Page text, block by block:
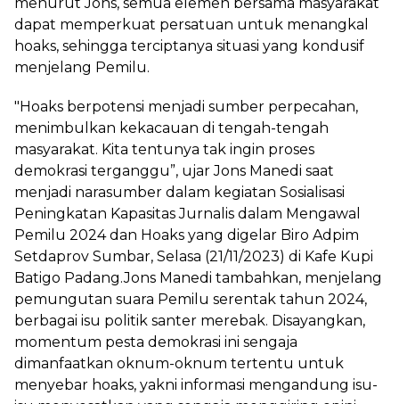
dapat memperkuat persatuan untuk menangkal
hoaks, sehingga terciptanya situasi yang kondusif
menjelang Pemilu.
"Hoaks berpotensi menjadi sumber perpecahan,
menimbulkan kekacauan di tengah-tengah
masyarakat. Kita tentunya tak ingin proses
demokrasi terganggu”, ujar Jons Manedi saat
menjadi narasumber dalam kegiatan Sosialisasi
Peningkatan Kapasitas Jurnalis dalam Mengawal
Pemilu 2024 dan Hoaks yang digelar Biro Adpim
Setdaprov Sumbar, Selasa (21/11/2023) di Kafe Kupi
Batigo Padang.Jons Manedi tambahkan, menjelang
pemungutan suara Pemilu serentak tahun 2024,
berbagai isu politik santer merebak. Disayangkan,
momentum pesta demokrasi ini sengaja
dimanfaatkan oknum-oknum tertentu untuk
menyebar hoaks, yakni informasi mengandung isu-